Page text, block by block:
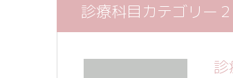
診療科目カテゴリー２